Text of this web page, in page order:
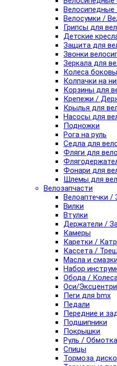
Велосипедные
Велосумки /
Грипсы для
Детские
Защита для
Звонки
Зеркала для
Колеса
Колпачки на
Корзины для
Крепежи /
Крылья для
Насосы для
Подножки
Рога на руль
Седла для
Фляги для
Фонари для
Шлемы для
Велозапчасти
Велоаптечки /
Вилки
Втулки
Держатели /
Камеры
Каретки /
Кассета /
Масла и смазки
Набор
Обода /
Оси/
Пеги для bmx
Педали
Передние и
Подшипники
Покрышки
Руль /
Спицы
Тормоза